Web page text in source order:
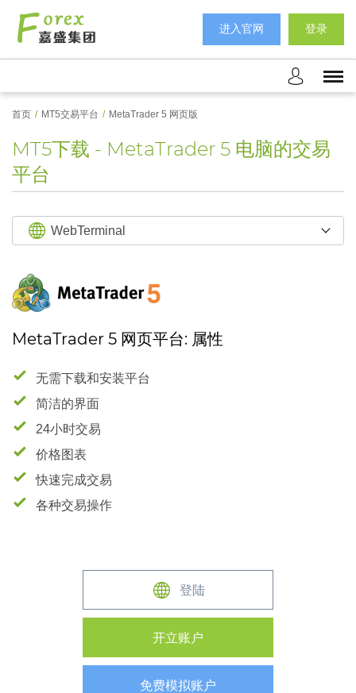
进入官网 登录
首页 / MT5交易平台 / MetaTrader 5 网页版
MT5下载 - MetaTrader 5 电脑的交易
平台
WebTerminal
iOS
MetaTrader 5 网页平台: 属性
无需下载和安装平台
简洁的界面
24小时交易
价格图表
快速完成交易
各种交易操作
登陆
开立账户
免费模拟账户